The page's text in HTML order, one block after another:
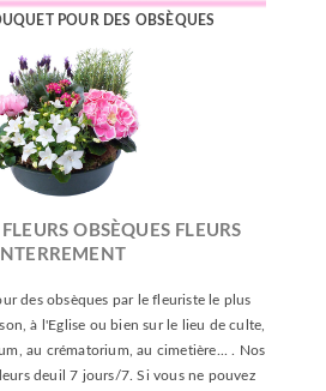
POUR DES OBSÈQUES
OBSÈQUES FLEURS
des obsèques par le fleuriste le plus
à l'Eglise ou bien sur le lieu de culte,
au crématorium, au cimetière... . Nos
deuil 7 jours/7. Si vous ne pouvez